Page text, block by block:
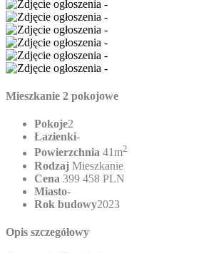
Mieszkanie 2 pokojowe
Pokoje2
Łazienki-
Powierzchnia 41m2
Rodzaj Mieszkanie
Cena 399 458 PLN
Miasto-
Rok budowy2023
Opis szczegółowy